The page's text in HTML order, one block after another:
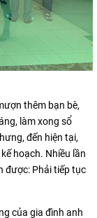
thêm bạn bè,
làm xong sổ
đến hiện tại,
hoạch. Nhiều lần
được: Phải tiếp tục
của gia đình anh